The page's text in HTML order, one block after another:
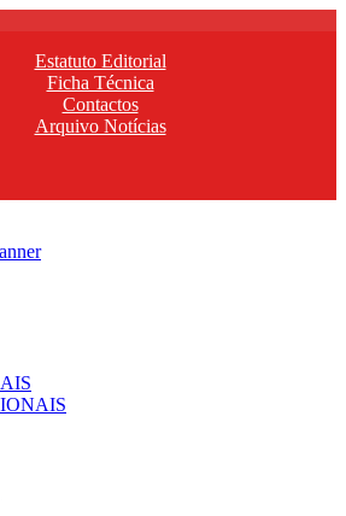
Estatuto Editorial
Ficha Técnica
Contactos
Arquivo Notícias